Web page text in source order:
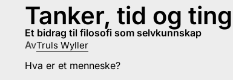
Tanker, tid og ting
et bidrag til filosofi som selvkunnskap
AvTruls Wyller
Hva er et menneske?